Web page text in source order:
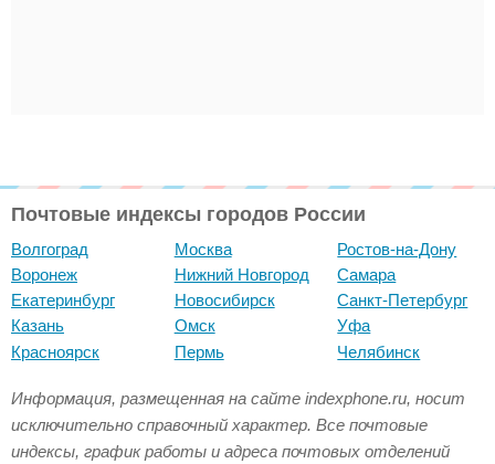
Почтовые индексы городов России
Волгоград
Воронеж
Екатеринбург
Казань
Красноярск
Москва
Нижний Новгород
Новосибирск
Омск
Пермь
Ростов-на-Дону
Самара
Санкт-Петербург
Уфа
Челябинск
Информация, размещенная на сайте indexphone.ru, носит
исключительно справочный характер. Все почтовые
индексы, график работы и адреса почтовых отделений